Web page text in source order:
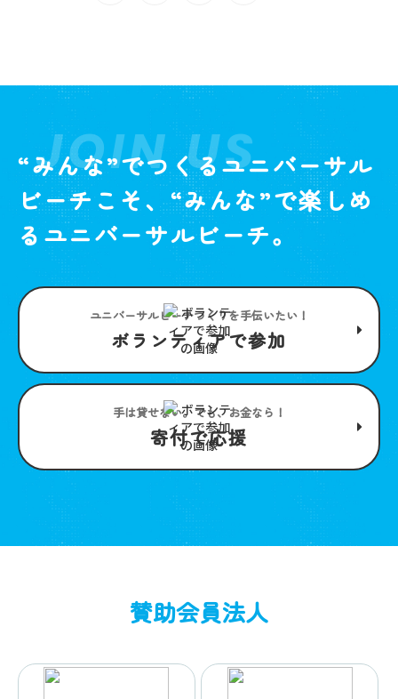
JOIN US
“みんな”でつくるユニバーサル
ビーチこそ、“みんな”で楽しめ
るユニバーサルビーチ。
ユニバーサルビーチつくりを手伝いたい！
ボランティアで参加
手は貸せない。でも、お金なら！
寄付で応援
賛助会員法人